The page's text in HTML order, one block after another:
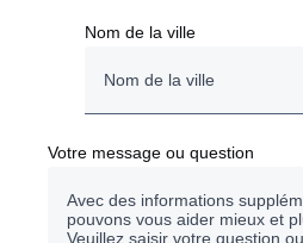
Nom de la ville
Votre message ou question